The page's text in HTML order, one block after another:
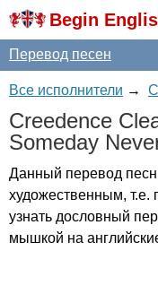
Begin
Перевод песен
Все исполнители →
Creedence
Someday
Данный перевод
художественным,
узнать дословный
мышкой на